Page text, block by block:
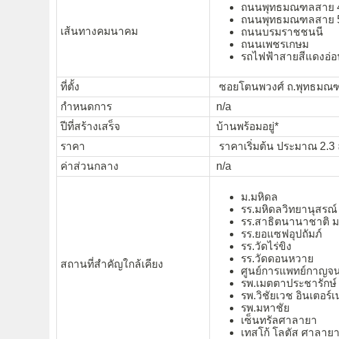
เส้นทางคมนาคม
ถนนพุทธมณฑลสาย
ถนนพุทธมณฑลสาย
ถนนบรมราชชนนี
ถนนเพชรเกษม
รถไฟฟ้าสายสีแดงอ่
ที่ตั้ง
ซอยโตนพวงศ์ ถ.พุทธมณ
กำหนดการ
n/a
ปีที่สร้างเสร็จ
บ้านพร้อมอยู่*
ราคา
ราคาเริ่มต้น ประมาณ
ค่าส่วนกลาง
n/a
สถานที่สำคัญใกล้เคียง
ม.มหิดล
รร.มหิดลวิทยานุสรณ์
รร.สาธิตนานาชาติ
รร.ยอแซฟอุปถัมภ์
รร.วัดไร่ขิง
รร.วัดดอนหวาย
ศูนย์การแพทย์กาญจ
รพ.เมตตาประชารักษ์
รพ.วิชัยเวช อินเตอร์
รพ.มหาชัย
เซ็นทรัลศาลายา
เทสโก้ โลตัส ศาลายา